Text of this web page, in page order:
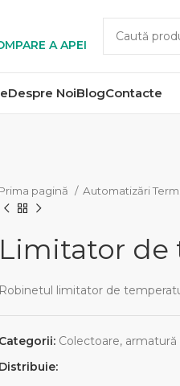
A APEI
Despre NoiBlogContacte
Prima pagină Automatizări
Limitator de
Robinetul limitator de
Categorii: Colectoare, armatură
Distribuie: